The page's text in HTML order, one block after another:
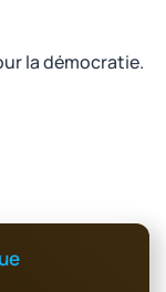
la démocratie.